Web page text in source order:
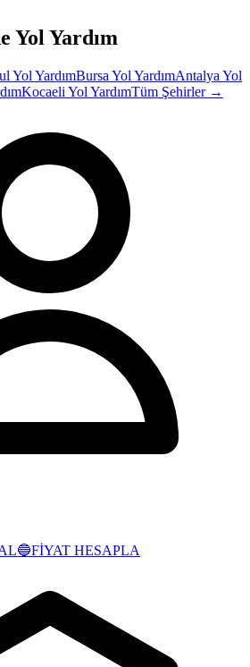
Yol Yardım
Yol YardımBursa Yol YardımAntalya Yol
Kocaeli Yol YardımTüm Şehirler →
🔵FİYAT HESAPLA